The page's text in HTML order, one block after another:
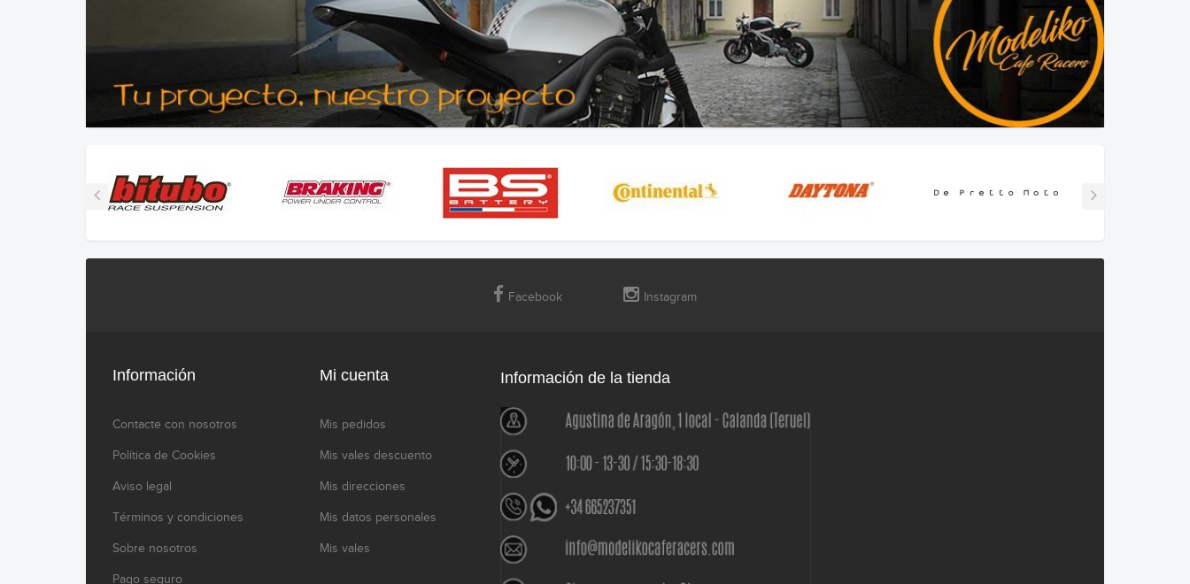
Facebook Instagram
Información
Contacte con nosotros
Política de Cookies
Aviso legal
Términos y condiciones
Sobre nosotros
Pago seguro
Mi cuenta
Mis pedidos
Mis vales descuento
Mis direcciones
Mis datos personales
Mis vales
Información de la tienda